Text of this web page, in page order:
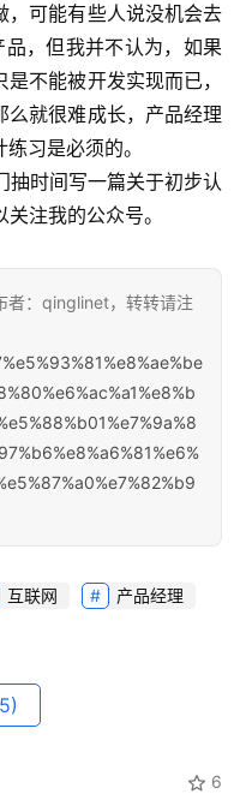
，可能有些人说没机会去
，但我并不认为，如果
不能被开发实现而已，
么就很难成长，产品经理
习是必须的。
抽时间写一篇关于初步认
注我的公众号。
者：qinglinet，转转请注
互联网
产品经理
6